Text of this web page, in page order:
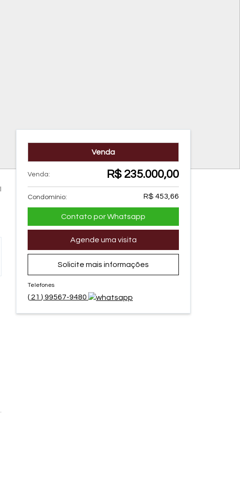
Venda
Venda: R$ 235.000,00
Condomínio: R$ 453,66
Contato por Whatsapp
Agende uma visita
Solicite mais informações
Telefones
( 21 ) 99567-9480